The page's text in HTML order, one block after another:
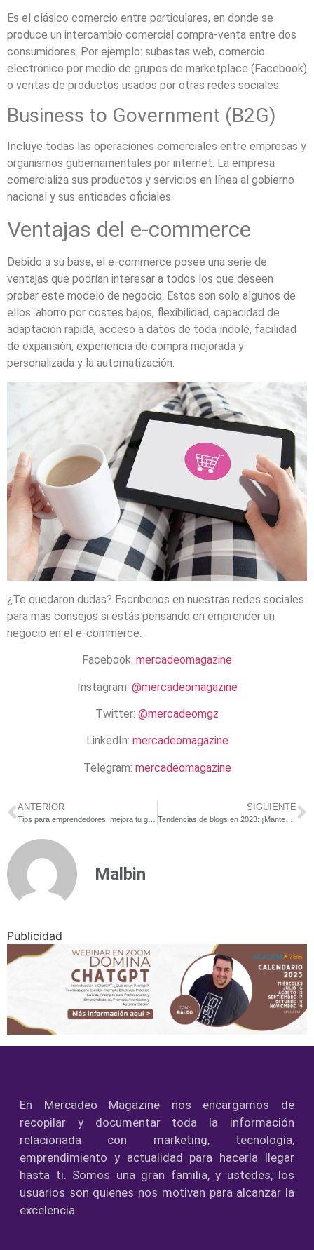
Es el clásico comercio entre particulares, en donde se
produce un intercambio comercial compra-venta entre dos
consumidores. Por ejemplo: subastas web, comercio
electrónico por medio de grupos de marketplace (Facebook)
o ventas de productos usados por otras redes sociales.
Business to Government (B2G)
Incluye todas las operaciones comerciales entre empresas y
organismos gubernamentales por internet. La empresa
comercializa sus productos y servicios en línea al gobierno
nacional y sus entidades oficiales.
Ventajas del e-commerce
Debido a su base, el e-commerce posee una serie de
ventajas que podrían interesar a todos los que deseen
probar este modelo de negocio. Estos son solo algunos de
ellos: ahorro por costes bajos, flexibilidad, capacidad de
adaptación rápida, acceso a datos de toda índole, facilidad
de expansión, experiencia de compra mejorada y
personalizada y la automatización.
¿Te quedaron dudas? Escríbenos en nuestras redes sociales
para más consejos si estás pensando en emprender un
negocio en el e-commerce.
Facebook: mercadeomagazine
Instagram: @mercadeomagazine
Twitter: @mercadeomgz
LinkedIn: mercadeomagazine
Telegram: mercadeomagazine
ANTERIOR SIGUIENTE
Tendencias de blogs en 2023: ¡Mantente actualizado!
Malbin
Publicidad
En Mercadeo Magazine nos encargamos de
recopilar y documentar toda la información
relacionada con marketing, tecnología,
emprendimiento y actualidad para hacerla llegar
hasta ti. Somos una gran familia, y ustedes, los
usuarios son quienes nos motivan para alcanzar la
excelencia.